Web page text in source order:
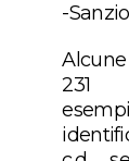
-
231